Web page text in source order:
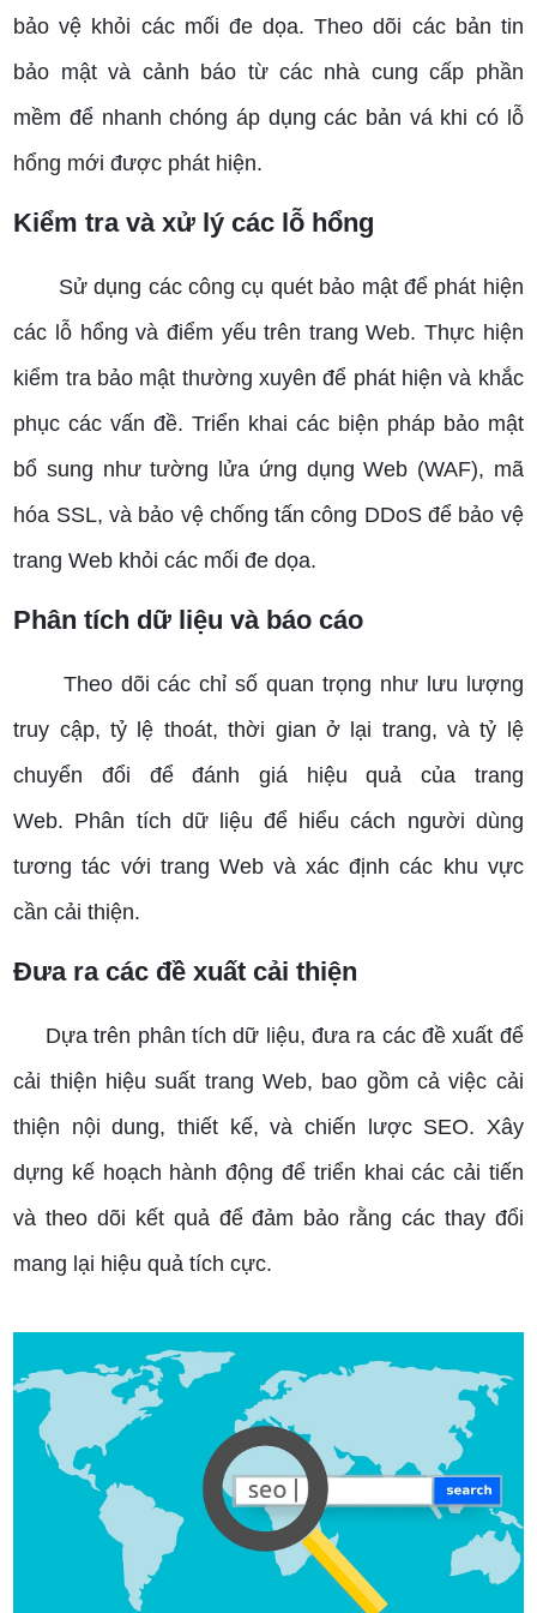
bảo vệ khỏi các mối đe dọa. Theo dõi các bản tin
bảo mật và cảnh báo từ các nhà cung cấp phần
mềm để nhanh chóng áp dụng các bản vá khi có lỗ
hổng mới được phát hiện.
Kiểm tra và xử lý các lỗ hổng
Sử dụng các công cụ quét bảo mật để phát hiện
các lỗ hổng và điểm yếu trên trang Web. Thực hiện
kiểm tra bảo mật thường xuyên để phát hiện và khắc
phục các vấn đề. Triển khai các biện pháp bảo mật
bổ sung như tường lửa ứng dụng Web (WAF), mã
hóa SSL, và bảo vệ chống tấn công DDoS để bảo vệ
trang Web khỏi các mối đe dọa.
Phân tích dữ liệu và báo cáo
Theo dõi các chỉ số quan trọng như lưu lượng
truy cập, tỷ lệ thoát, thời gian ở lại trang, và tỷ lệ
chuyển đổi để đánh giá hiệu quả của trang
Web. Phân tích dữ liệu để hiểu cách người dùng
tương tác với trang Web và xác định các khu vực
cần cải thiện.
Đưa ra các đề xuất cải thiện
Dựa trên phân tích dữ liệu, đưa ra các đề xuất để
cải thiện hiệu suất trang Web, bao gồm cả việc cải
thiện nội dung, thiết kế, và chiến lược SEO. Xây
dựng kế hoạch hành động để triển khai các cải tiến
và theo dõi kết quả để đảm bảo rằng các thay đổi
mang lại hiệu quả tích cực.